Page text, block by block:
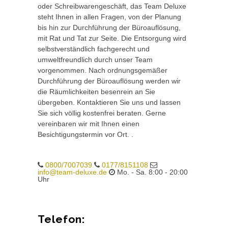
oder Schreibwarengeschäft, das Team Deluxe
steht Ihnen in allen Fragen, von der Planung
bis hin zur Durchführung der Büroauflösung,
mit Rat und Tat zur Seite. Die Entsorgung wird
selbstverständlich fachgerecht und
umweltfreundlich durch unser Team
vorgenommen. Nach ordnungsgemäßer
Durchführung der Büroauflösung werden wir
die Räumlichkeiten besenrein an Sie
übergeben. Kontaktieren Sie uns und lassen
Sie sich völlig kostenfrei beraten. Gerne
vereinbaren wir mit Ihnen einen
Besichtigungstermin vor Ort. .
0800/7007039
0177/8151108
info@team-deluxe.de
Mo. - Sa. 8:00 - 20:00
Uhr
Telefon: